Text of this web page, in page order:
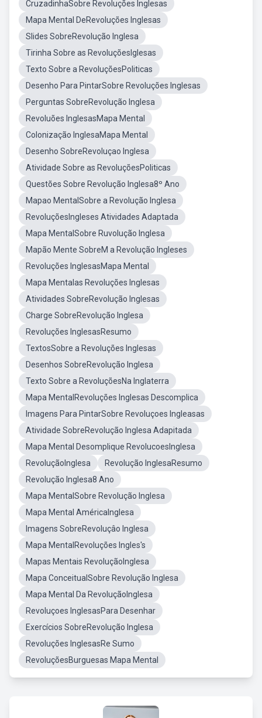
CruzadinhaSobre Revoluções Inglesas
Mapa Mental DeRevoluções Inglesas
Slides SobreRevolução Inglesa
Tirinha Sobre as RevoluçõesIglesas
Texto Sobre a RevoluçõesPoliticas
Desenho Para PintarSobre Revoluções Inglesas
Perguntas SobreRevolução Inglesa
Revoluões InglesasMapa Mental
Colonização InglesaMapa Mental
Desenho SobreRevoluçao Inglesa
Atividade Sobre as RevoluçõesPoliticas
Questões Sobre Revolução Inglesa8º Ano
Mapao MentalSobre a Revolução Inglesa
RevoluçõesIngleses Atividades Adaptada
Mapa MentalSobre Ruvolução Inglesa
Mapão Mente SobreM a Revolução Ingleses
Revoluções InglesasMapa Mental
Mapa Mentalas Revoluções Inglesas
Atividades SobreRevolução Inglesas
Charge SobreRevolução Inglesa
Revoluções InglesasResumo
TextosSobre a Revoluções Inglesas
Desenhos SobreRevolução Inglesa
Texto Sobre a RevoluçõesNa Inglaterra
Mapa MentalRevoluções Inglesas Descomplica
Imagens Para PintarSobre Revoluçoes Ingleasas
Atividade SobreRevolução Inglesa Adapitada
Mapa Mental Desomplique RevolucoesInglesa
RevoluçãoInglesa
Revolução InglesaResumo
Revolução Inglesa8 Ano
Mapa MentalSobre Revolução Inglesa
Mapa Mental AméricaInglesa
Imagens SobreRevoluçâo Inglesa
Mapa MentalRevoluções Ingles's
Mapas Mentais RevoluçãoInglesa
Mapa ConceitualSobre Revolução Inglesa
Mapa Mental Da RevoluçãoInglesa
Revoluçoes InglesasPara Desenhar
Exercícios SobreRevolução Inglesa
Revoluções InglesasRe Sumo
RevoluçõesBurguesas Mapa Mental